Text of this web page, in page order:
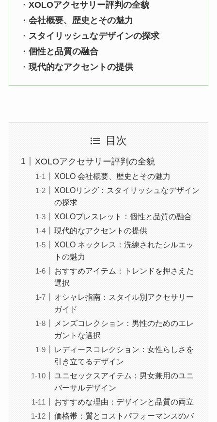
・XOLOアクセサリー評判の全貌
・会社概要、歴史とその魅力
・ スタイリッシュなデザインの探求
・個性と品質の融合
・現代的なアクセントの提供
目次
XOLOアクセサリー評判の全貌
XOLO 会社概要、歴史とその魅力
XOLOリング：スタイリッシュなデザイン
の探求
XOLOブレスレット：個性と品質の融合
現代的なアクセントの提供
XOLO ネックレス：洗練されたシルエッ
トの魅力
おすすめアイテム：トレンドを押さえた
選択
オシャレ指南：スタイル別アクセサリー
ガイド
メンズコレクション：男性のためのエレ
ガントな選択
レディースコレクション：女性らしさを
引き立てるデザイン
ユニセックスアイテム：男女兼用のユニ
バーサルデザイン
おすすめな理由：デザインと品質の両立
価格帯：質とコストパフォーマンスのバ